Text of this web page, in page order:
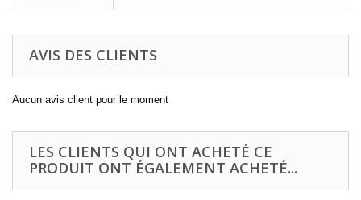
AVIS DES CLIENTS
Aucun avis client pour le moment
LES CLIENTS QUI ONT ACHETÉ CE
PRODUIT ONT ÉGALEMENT ACHETÉ...